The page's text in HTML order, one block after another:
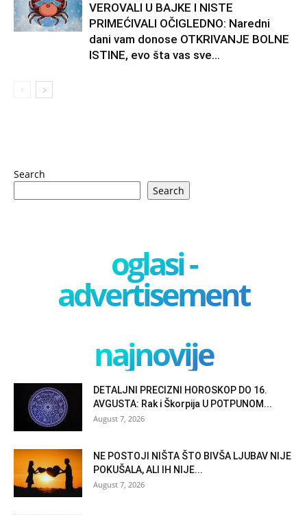
VEROVALI U BAJKE I NISTE
PRIMEĆIVALI OČIGLEDNO: Naredni
dani vam donose OTKRIVANJE BOLNE
ISTINE, evo šta vas sve...
Search
Search
oglasi -
advertisement
najnovije
DETALJNI PRECIZNI HOROSKOP DO 16.
AVGUSTA: Rak i Škorpija U POTPUNOM...
August 7, 2026
NE POSTOJI NIŠTA ŠTO BIVŠA LJUBAV NIJE
POKUŠALA, ALI IH NIJE...
August 7, 2026